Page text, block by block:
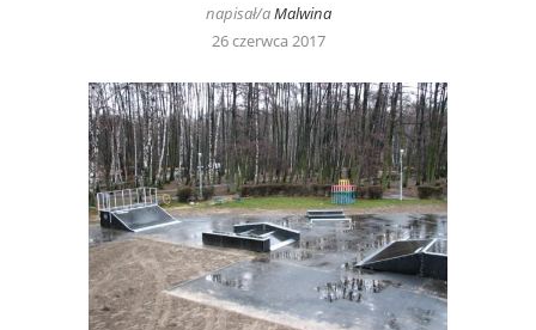
napisał/aMalwina
26 czerwca 2017